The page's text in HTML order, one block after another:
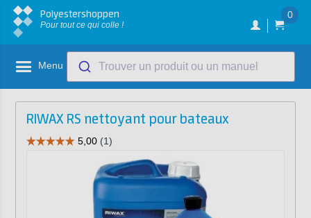
Polyestershoppen
Pour tout ce qui colle !
0
Menu Trouver un produit ou un manuel
RIWAX RS nettoyant pour bateaux